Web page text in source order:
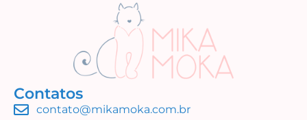
Contatos
contato@mikamoka.com.br